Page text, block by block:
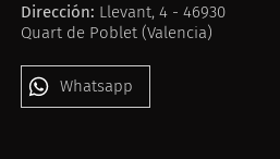
Dirección: Llevant, 4 - 46930
Quart de Poblet (Valencia)
Whatsapp